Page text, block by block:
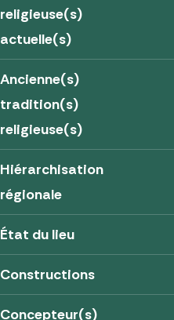
religieuse(s)
actuelle(s)
Ancienne(s)
tradition(s)
religieuse(s)
Hiérarchisation
régionale
État du lieu
Constructions
Concepteur(s)